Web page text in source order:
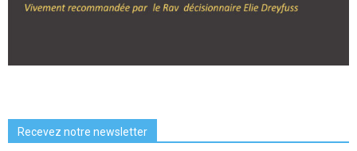
Recevez notre newsletter